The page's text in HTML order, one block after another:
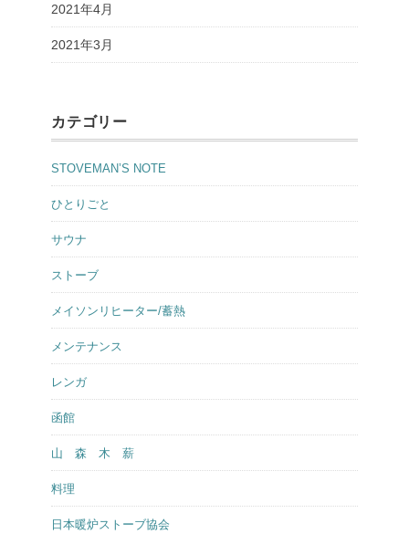
2021年4月
2021年3月
カテゴリー
STOVEMAN’S NOTE
ひとりごと
サウナ
ストーブ
メイソンリヒーター/蓄熱
メンテナンス
レンガ
函館
山 森 木 薪
料理
日本暖炉ストーブ協会